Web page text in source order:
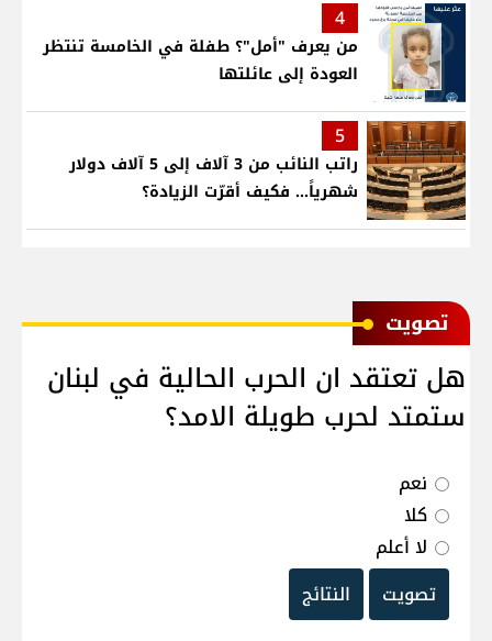
4
من يعرف "أمل"؟ طفلة في الخامسة تنتظر
العودة إلى عائلتها
5
راتب النائب من 3 آلاف إلى 5 آلاف دولار
شهرياً... فكيف أقرّت الزيادة؟
ﺗﺼﻮﻳﺖ
هل تعتقد ان الحرب الحالية في لبنان
ستمتد لحرب طويلة الامد؟
نعم
كلا
لا أعلم
تصويت
النتائج